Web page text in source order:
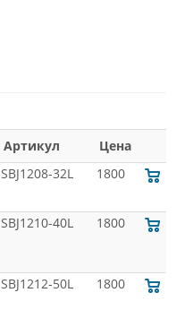
Артикул
Цена
SBJ1208-32L 1800
SBJ1210-40L 1800
SBJ1212-50L 1800